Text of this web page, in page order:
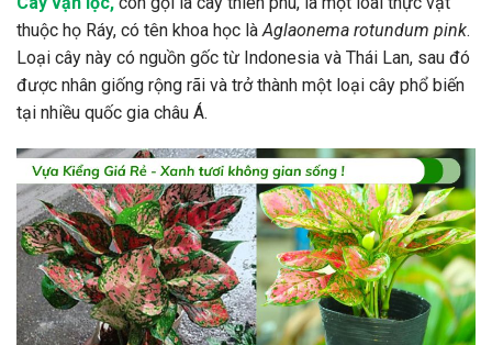
thuộc họ Ráy, có tên khoa học là Aglaonema rotundum pink.
Loại cây này có nguồn gốc từ Indonesia và Thái Lan, sau đó
được nhân giống rộng rãi và trở thành một loại cây phổ biến
tại nhiều quốc gia châu Á.